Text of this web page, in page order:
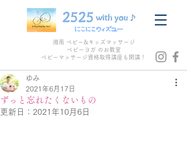
湘南 ベビー&キッズマッサージ
ベビーヨガ のお教室
​ベビーマッサージ資格取得講座も開講！
ずっと忘れたくないもの
ゆみ
2021年6月17日
更新日： 2021年10月6日